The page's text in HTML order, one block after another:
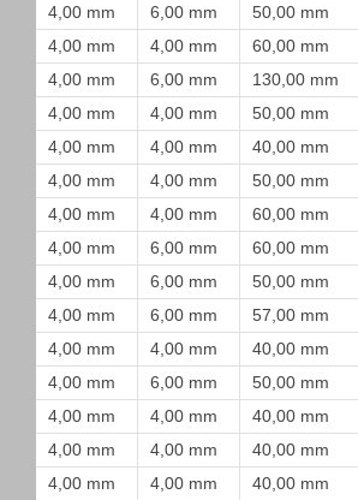
4,00 mm
6,00 mm 50,00 mm
4,00 mm
4,00 mm 60,00 mm
4,00 mm
6,00 mm 130,00 mm
4,00 mm
4,00 mm 50,00 mm
4,00 mm
4,00 mm 40,00 mm
4,00 mm
4,00 mm 50,00 mm
4,00 mm
4,00 mm 60,00 mm
4,00 mm
6,00 mm 60,00 mm
4,00 mm
6,00 mm 50,00 mm
4,00 mm
6,00 mm 57,00 mm
4,00 mm
4,00 mm 40,00 mm
4,00 mm
6,00 mm 50,00 mm
4,00 mm
4,00 mm 40,00 mm
4,00 mm
4,00 mm 40,00 mm
4,00 mm
4,00 mm 40,00 mm